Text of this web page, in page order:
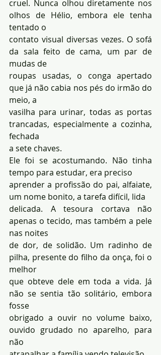
cruel. Nunca olhou diretamente nos
olhos de Hélio, embora ele tenha
tentado o
contato visual diversas vezes. O sofá
da sala feito de cama, um par de
mudas de
roupas usadas, o conga apertado
que já não cabia nos pés do irmão do
meio, a
vasilha para urinar, todas as portas
trancadas, especialmente a cozinha,
fechada
a sete chaves.
Ele foi se acostumando. Não tinha
tempo para estudar, era preciso
aprender a profissão do pai, alfaiate,
um nome bonito, a tarefa difícil, lida
delicada. A tesoura cortava não
apenas o tecido, mas também a pele
nas noites
de dor, de solidão. Um radinho de
pilha, presente do filho da onça, foi o
melhor
que obteve dele em toda a vida. Já
não se sentia tão solitário, embora
fosse
obrigado a ouvir no volume baixo,
ouvido grudado no aparelho, para
não